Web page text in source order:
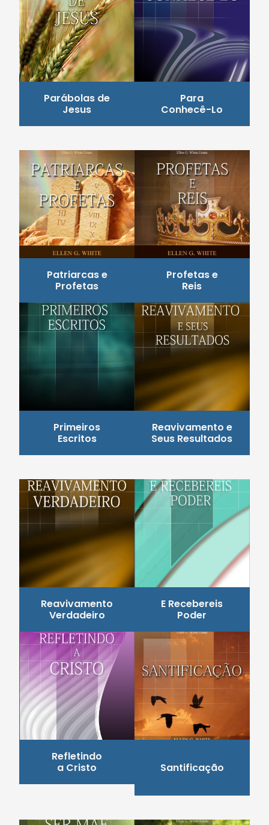
Parábolas de
Jesus
Para
Conhecê-Lo
Patriarcas e
Profetas
Profetas e
Reis
Primeiros
Escritos
Reavivamento e
Seus Resultados
Reavivamento
Verdadeiro
E Recebereis
Poder
Refletindo
a Cristo
Santificação